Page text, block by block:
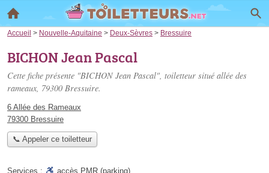
Accueil > Nouvelle-Aquitaine > Deux-Sèvres > Bressuire
BICHON Jean Pascal
Cette fiche présente "BICHON Jean Pascal", toiletteur situé allée des
rameaux, 79300 Bressuire.
6 Allée des Rameaux
79300 Bressuire
📞 Appeler ce toiletteur
Services : accès PMR (parking)